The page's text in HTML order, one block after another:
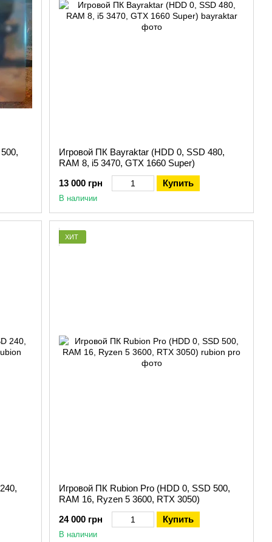
цене. Постоянные клиенты часто возвращаются за
Поэтому
поставщиками, зарекомендовавшими себя позитивными
вызовет у клиентов негативных эмоций.
по всем населенным пунктам страны без задержек.
Благодаря тщательной упаковке
Игровой ПК Bayraktar (HDD 0, SSD 480,
RAM 8, i5 3470, GTX 1660 Super)
13 000 грн
Купить
В наличии
ХИТ
Игровой ПК Rubion Pro (HDD 0, SSD 500,
RAM 16, Ryzen 5 3600, RTX 3050)
24 000 грн
Купить
В наличии